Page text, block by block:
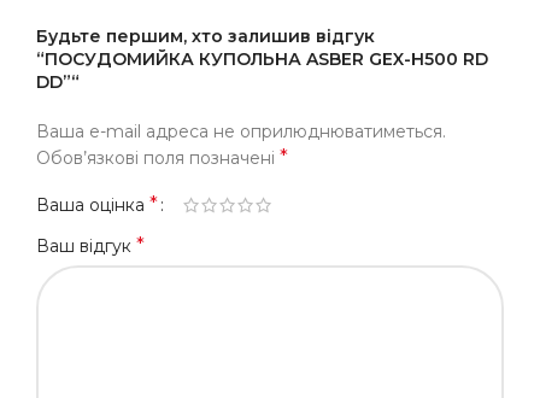
Будьте першим, хто залишив відгук
“ПОСУДОМИЙКА КУПОЛЬНА ASBER GEX-H500 RD
DD”“
Ваша e-mail адреса не оприлюднюватиметься.
Обов’язкові поля позначені *
Ваша оцінка *
Ваш відгук *